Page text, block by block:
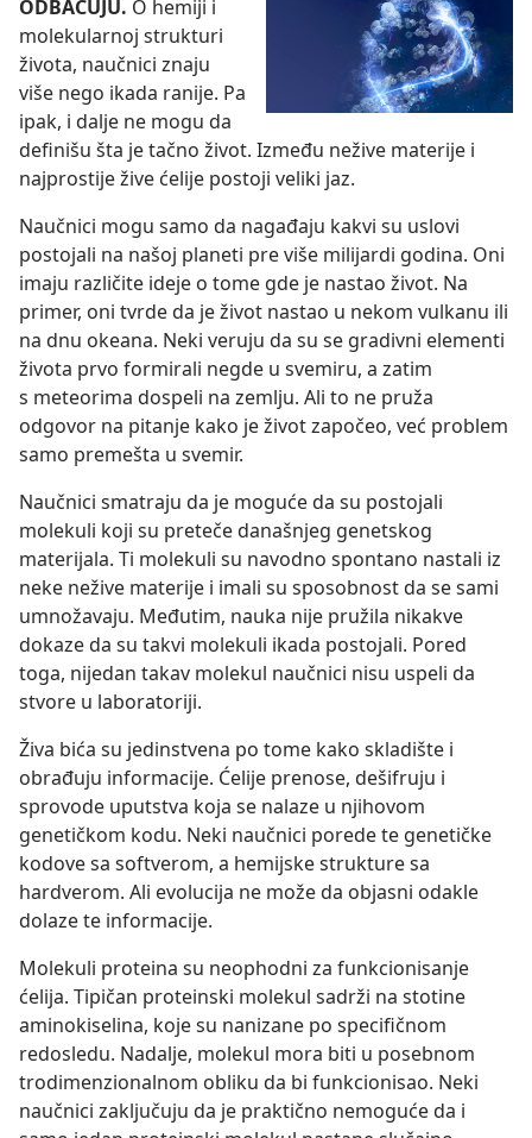
ODBACUJU. O hemiji i
molekularnoj strukturi
života, naučnici znaju
više nego ikada ranije. Pa
ipak, i dalje ne mogu da
definišu šta je tačno život. Između nežive materije i
najprostije žive ćelije postoji veliki jaz.
Naučnici mogu samo da nagađaju kakvi su uslovi
postojali na našoj planeti pre više milijardi godina. Oni
imaju različite ideje o tome gde je nastao život. Na
primer, oni tvrde da je život nastao u nekom vulkanu ili
na dnu okeana. Neki veruju da su se gradivni elementi
života prvo formirali negde u svemiru, a zatim
s meteorima dospeli na zemlju. Ali to ne pruža
odgovor na pitanje kako je život započeo, već problem
samo premešta u svemir.
Naučnici smatraju da je moguće da su postojali
molekuli koji su preteče današnjeg genetskog
materijala. Ti molekuli su navodno spontano nastali iz
neke nežive materije i imali su sposobnost da se sami
umnožavaju. Međutim, nauka nije pružila nikakve
dokaze da su takvi molekuli ikada postojali. Pored
toga, nijedan takav molekul naučnici nisu uspeli da
stvore u laboratoriji.
Živa bića su jedinstvena po tome kako skladište i
obrađuju informacije. Ćelije prenose, dešifruju i
sprovode uputstva koja se nalaze u njihovom
genetičkom kodu. Neki naučnici porede te genetičke
kodove sa softverom, a hemijske strukture sa
hardverom. Ali evolucija ne može da objasni odakle
dolaze te informacije.
Molekuli proteina su neophodni za funkcionisanje
ćelija. Tipičan proteinski molekul sadrži na stotine
aminokiselina, koje su nanizane po specifičnom
redosledu. Nadalje, molekul mora biti u posebnom
trodimenzionalnom obliku da bi funkcionisao. Neki
naučnici zaključuju da je praktično nemoguće da i